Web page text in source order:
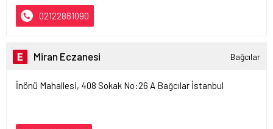
02122861090
Miran Eczanesi Bağcılar
İnönü Mahallesi, 408 Sokak No:26 A Bağcılar İstanbul